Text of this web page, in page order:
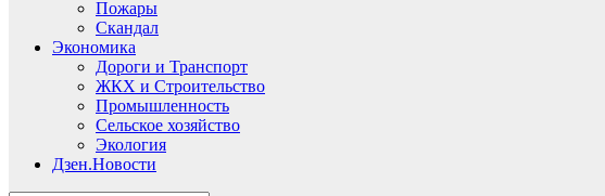
Пожары
Скандал
Экономика
Дороги и Транспорт
ЖКХ и Строительство
Промышленность
Сельское хозяйство
Экология
Дзен.Новости